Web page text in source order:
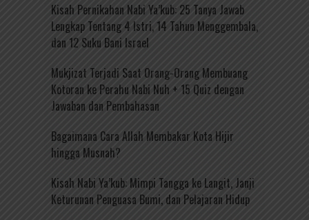
Kisah Pernikahan Nabi Ya’kub: 25 Tanya Jawab
Lengkap Tentang 4 Istri, 14 Tahun Menggembala,
dan 12 Suku Bani Israel
Mukjizat Terjadi Saat Orang-Orang Membuang
Kotoran ke Perahu Nabi Nuh + 15 Quiz dengan
Jawaban dan Pembahasan
Bagaimana Cara Allah Membakar Kota Hijir
hingga Musnah?
Kisah Nabi Ya’kub: Mimpi Tangga ke Langit, Janji
Keturunan Penguasa Bumi, dan Pelajaran Hidup